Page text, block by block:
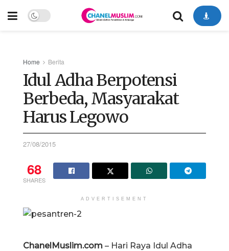
Home Berita
Idul Adha Berpotensi
Berbeda, Masyarakat
Harus Legowo
27/08/2015
68
SHARES
ADVERTISEMENT
ChanelMuslim.com – Hari Raya Idul Adha